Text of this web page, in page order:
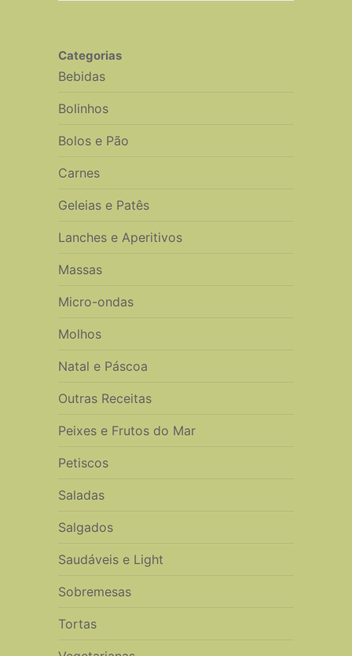
Categorias
Bebidas
Bolinhos
Bolos e Pão
Carnes
Geleias e Patês
Lanches e Aperitivos
Massas
Micro-ondas
Molhos
Natal e Páscoa
Outras Receitas
Peixes e Frutos do Mar
Petiscos
Saladas
Salgados
Saudáveis e Light
Sobremesas
Tortas